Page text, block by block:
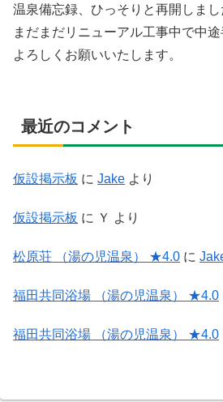
温泉備忘録、ひっそりと再開しまし
まだまだリニューアル工事中で中途
よろしくお願いいたします。
最近のコメント
仮設掲示板 に Jake より
仮設掲示板 に Ｙ より
松原荘 （湯の児温泉） ★4.0 に
福田共同浴場 （湯の児温泉） ★4.0
福田共同浴場 （湯の児温泉） ★4.0